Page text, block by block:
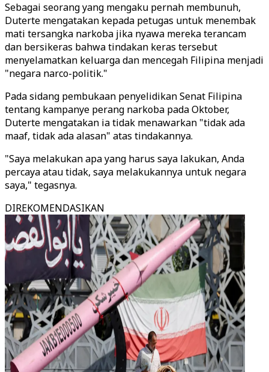
Sebagai seorang yang mengaku pernah membunuh,
Duterte mengatakan kepada petugas untuk menembak
mati tersangka narkoba jika nyawa mereka terancam
dan bersikeras bahwa tindakan keras tersebut
menyelamatkan keluarga dan mencegah Filipina menjadi
"negara narco-politik."
Pada sidang pembukaan penyelidikan Senat Filipina
tentang kampanye perang narkoba pada Oktober,
Duterte mengatakan ia tidak menawarkan "tidak ada
maaf, tidak ada alasan" atas tindakannya.
"Saya melakukan apa yang harus saya lakukan, Anda
percaya atau tidak, saya melakukannya untuk negara
saya," tegasnya.
DIREKOMENDASIKAN